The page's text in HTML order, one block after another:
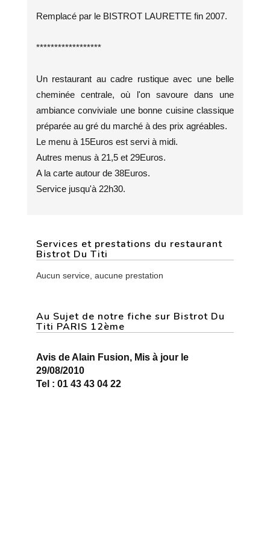
Remplacé par le BISTROT LAURETTE fin 2007.
******************
Un restaurant au cadre rustique avec une belle
cheminée centrale, où l'on savoure dans une
ambiance conviviale une bonne cuisine classique
préparée au gré du marché à des prix agréables.
Le menu à 15Euros est servi à midi.
Autres menus à 21,5 et 29Euros.
A la carte autour de 38Euros.
Service jusqu'à 22h30.
Services et prestations du restaurant
Bistrot Du Titi
Aucun service, aucune prestation
Au Sujet de notre fiche sur Bistrot Du
Titi PARIS 12ème
Avis de Alain Fusion, Mis à jour le
29/08/2010
Tel : 01 43 43 04 22